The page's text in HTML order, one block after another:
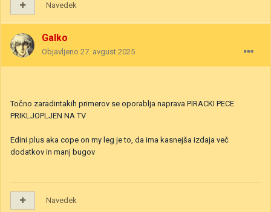
Navedek
Galko
Objavljeno 27. avgust 2025
Točno zaradintakih primerov se oporablja naprava PIRACKI PECE
PRIKLJOPLJEN NA TV
Edini plus aka cope on my leg je to, da ima kasnejša izdaja več
dodatkov in manj bugov
Navedek